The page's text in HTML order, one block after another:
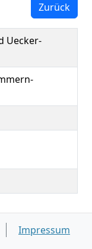
Zurück
Uecker-
Impressum